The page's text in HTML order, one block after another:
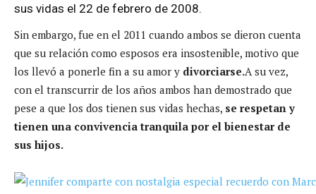
sus vidas el 22 de febrero de 2008.
Sin embargo, fue en el 2011 cuando ambos se dieron cuenta
que su relación como esposos era insostenible, motivo que
los llevó a ponerle fin a su amor y divorciarse.A su vez,
con el transcurrir de los años ambos han demostrado que
pese a que los dos tienen sus vidas hechas, se respetan y
tienen una convivencia tranquila por el bienestar de
sus hijos.